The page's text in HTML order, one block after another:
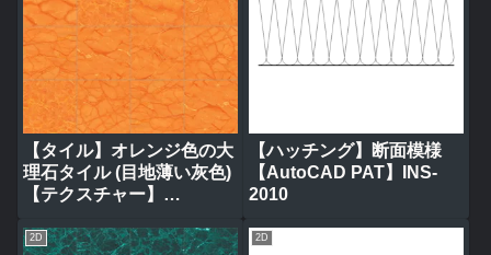
【タイル】オレンジ色の大
理石タイル (目地薄い灰色)
【テクスチャー】
【ハッチング】断面模様
【AutoCAD PAT】INS-
2010
2D 2D